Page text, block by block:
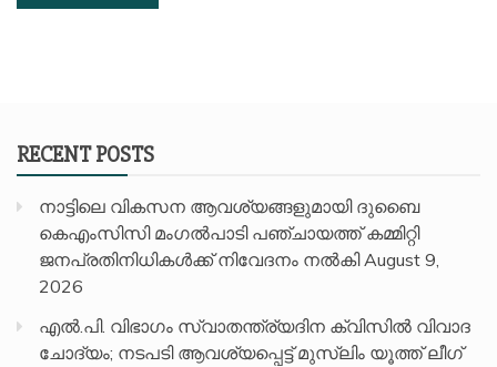
RECENT POSTS
നാട്ടിലെ വികസന ആവശ്യങ്ങളുമായി ദുബൈ
കെഎംസിസി മംഗൽപാടി പഞ്ചായത്ത് കമ്മിറ്റി
ജനപ്രതിനിധികൾക്ക് നിവേദനം നൽകി August 9,
2026
എൽ.പി. വിഭാഗം സ്വാതന്ത്ര്യദിന ക്വിസിൽ വിവാദ
ചോദ്യം; നടപടി ആവശ്യപ്പെട്ട് മുസ്‌ലിം യൂത്ത് ലീഗ്